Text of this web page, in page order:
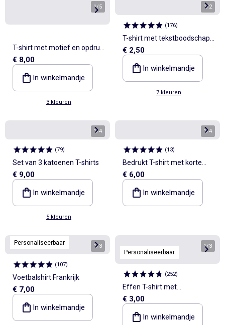
1/5
T-shirt met motief en opdruk
en lange mouwen
€ 8,00
In winkelmandje
3 kleuren
1/2
(176)
T-shirt met tekstboodschap
en korte mouwen
€ 2,50
In winkelmandje
7 kleuren
1/4
(79)
Set van 3 katoenen T-shirts
€ 9,00
In winkelmandje
5 kleuren
1/4
(13)
Bedrukt T-shirt met korte
mouwen
€ 6,00
In winkelmandje
Personaliseerbaar 1/3
(107)
Voetbalshirt Frankrijk
€ 7,00
In winkelmandje
Personaliseerbaar
1/3
(252)
Effen T-shirt met
aangerimpelde schouders
€ 3,00
In winkelmandje